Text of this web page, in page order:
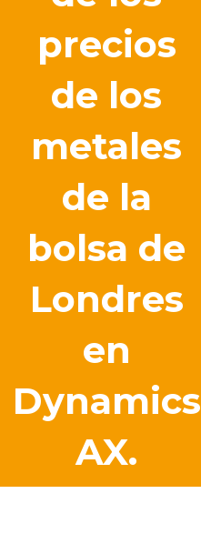
precios
de los
metales
de la
bolsa de
Londres
en
Dynamics
AX.